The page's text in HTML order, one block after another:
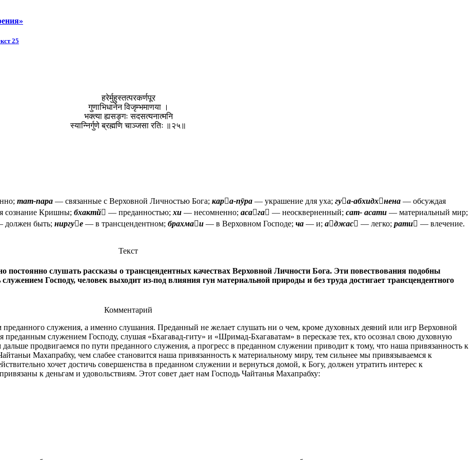
25
हरेर्मुहुस्तत्परकर्णपूर
गुणाभिधानेन विजृम्भमाणया ।
भक्त्या ह्यसङ्गः सदसत्यनात्मनि
स्यान्निर्गुणे ब्रह्मणि चाञ्जसा रतिः ॥२५॥
тат-пара — связанные с Верховной Личностью Бога; кара-пӯра — украшение для уха; гуа-абхидхнена — обсуждая
сознание Кришны; бхактй — преданностью; хи— несомненно; асага — неоскверненный; сат- асати— материальный мир;
должен быть; ниргуе — в трансцендентном; брахмаи — в Верховном Господе; ча — и; аджас — легко; рати — влечение.
Текст
слушать рассказы о трансцендентных качествах Верховной Личности Бога. Эти повествования подобны
Господу, человек выходит из-под влияния гун материальной природы и без труда достигает трансцендентного
Комментарий
преданного служения, а именно слушания. Преданный не желает слушать ни о чем, кроме духовных деяний или игр Верховной
служением Господу, слушая «Бхагавад-гиту» и «Шримад-Бхагаватам» в пересказе тех, кто осознал свою духовную
продвигаемся по пути преданного служения, а прогресс в преданном служении приводит к тому, что наша привязанность к
Махапрабху, чем слабее становится наша привязанность к материальному миру, тем сильнее мы привязываемся к
хочет достичь совершенства в преданном служении и вернуться домой, к Богу, должен утратить интерес к
к деньгам и удовольствиям. Этот совет дает нам Господь Чайтанья Махапрабху: